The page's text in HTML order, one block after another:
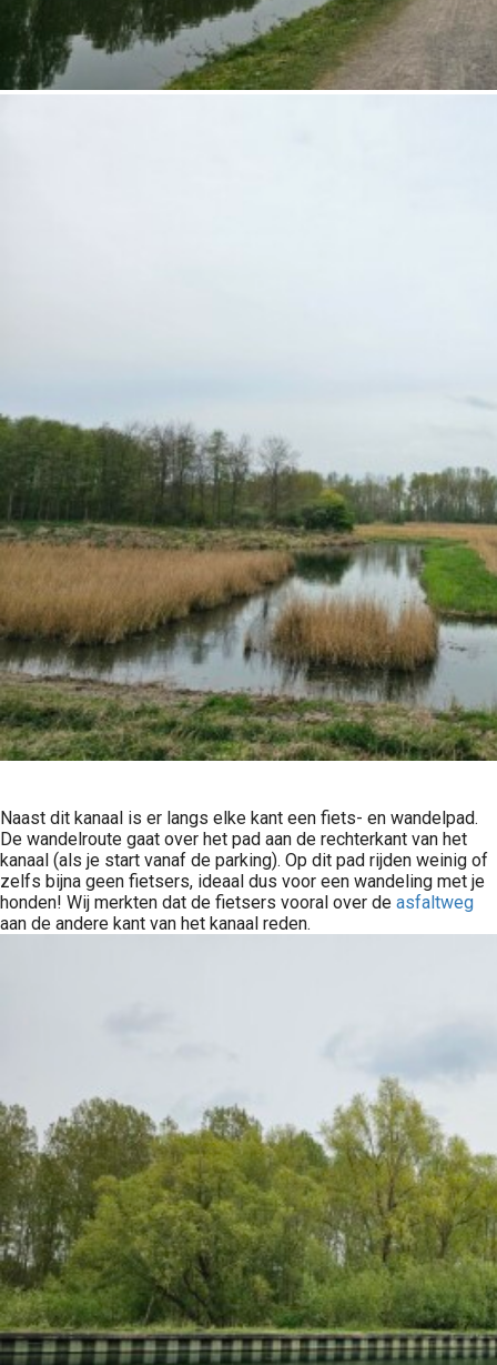
Naast dit kanaal is er langs elke kant een fiets- en wandelpad.
De wandelroute gaat over het pad aan de rechterkant van het
kanaal (als je start vanaf de parking). Op dit pad rijden weinig of
zelfs bijna geen fietsers, ideaal dus voor een wandeling met je
honden! Wij merkten dat de fietsers vooral over de asfaltweg
aan de andere kant van het kanaal reden.